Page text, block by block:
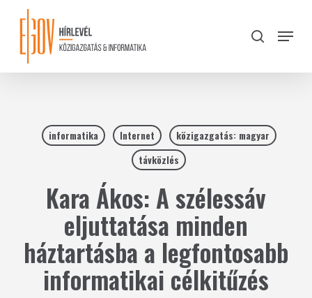
content
search
Menu
informatika Internet
közigazgatás: magyar
távközlés
Kara Ákos: A szélessáv
eljuttatása minden
háztartásba a legfontosabb
informatikai célkitűzés
Close